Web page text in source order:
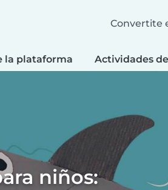
Convertite
la plataforma Actividades
niños: